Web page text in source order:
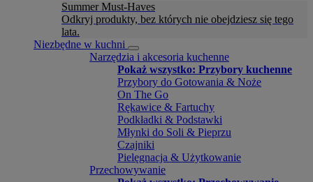
Summer Must-Haves
Odkryj produkty, bez których nie obejdziesz się tego
lata.
Niezbędne w kuchni
Narzędzia i akcesoria kuchenne
Pokaż wszystko: Przybory kuchenne
Przybory do Gotowania & Noże
On The Go
Rękawice & Fartuchy
Podkładki & Podstawki
Młynki do Soli & Pieprzu
Czajniki
Pielęgnacja & Użytkowanie
Przechowywanie